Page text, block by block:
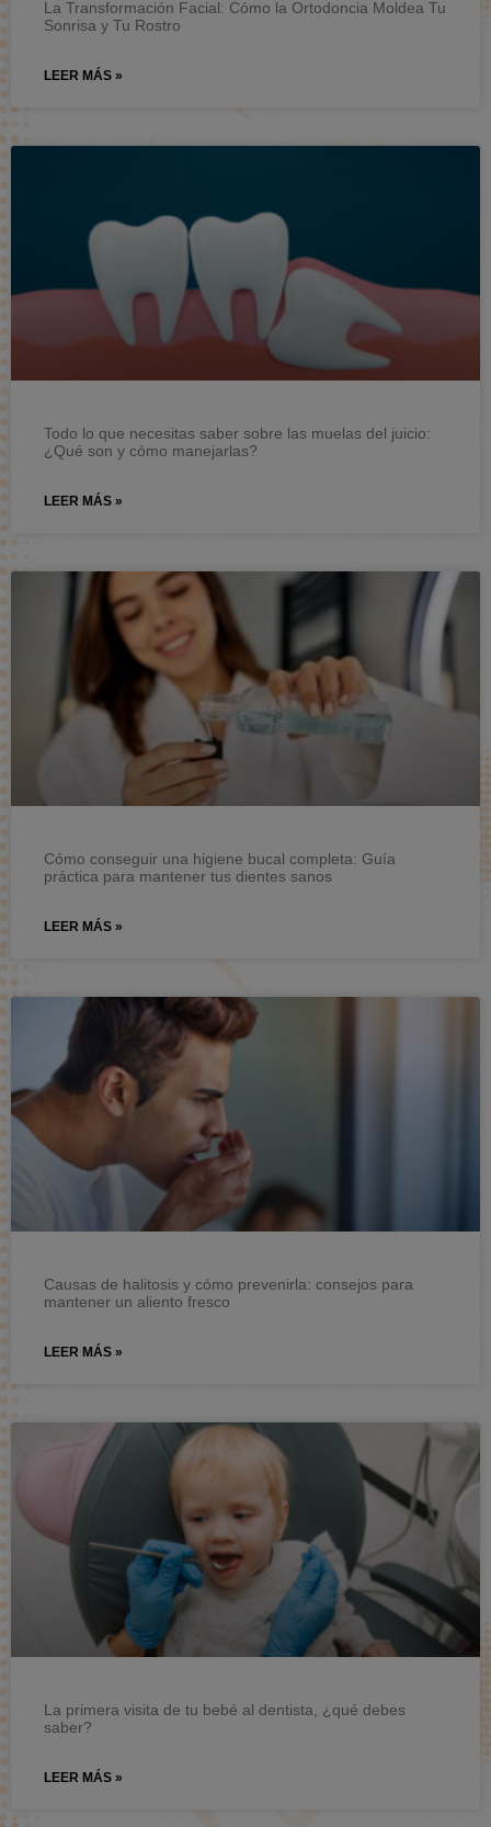
La Transformación Facial: Cómo la Ortodoncia Moldea Tu
Sonrisa y Tu Rostro
LEER MÁS »
Todo lo que necesitas saber sobre las muelas del juicio:
¿Qué son y cómo manejarlas?
LEER MÁS »
Cómo conseguir una higiene bucal completa: Guía
práctica para mantener tus dientes sanos
LEER MÁS »
Causas de halitosis y cómo prevenirla: consejos para
mantener un aliento fresco
LEER MÁS »
La primera visita de tu bebé al dentista, ¿qué debes
saber?
LEER MÁS »